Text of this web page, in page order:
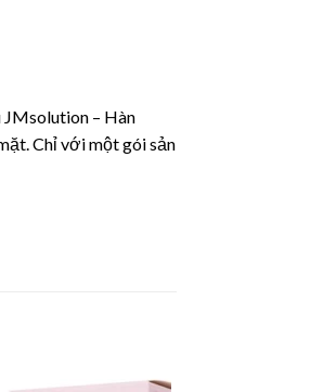
– Hàn
Chỉ với một gói sản